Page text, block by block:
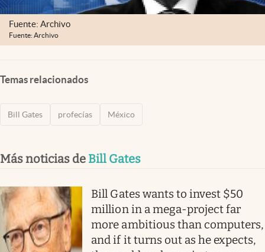
Fuente: Archivo
Fuente: Archivo
Temas relacionados
Bill Gates profecías México
Más noticias de Bill Gates
Bill Gates wants to invest $50
million in a mega-project far
more ambitious than computers,
and if it turns out as he expects,